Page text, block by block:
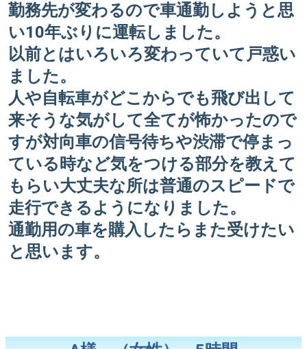
勤務先が変わるので車通勤しようと思
い10年ぶりに運転しました。
以前とはいろいろ変わっていて戸惑い
ました。
人や自転車がどこからでも飛び出して
来そうな気がして全てが怖かったので
すが対向車の信号待ちや渋滞で停まっ
ている時など気をつける部分を教えて
もらい大丈夫な所は普通のスピードで
走行できるようになりました。
通勤用の車を購入したらまた受けたい
と思います。